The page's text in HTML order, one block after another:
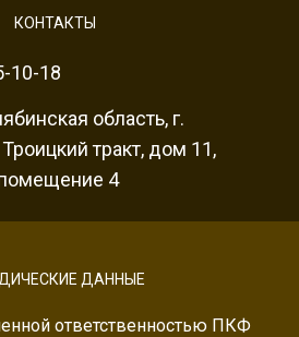
КОНТАКТЫ
10-18
область, г.
тракт, дом 11,
4
ДАННЫЕ
ответственностью ПКФ